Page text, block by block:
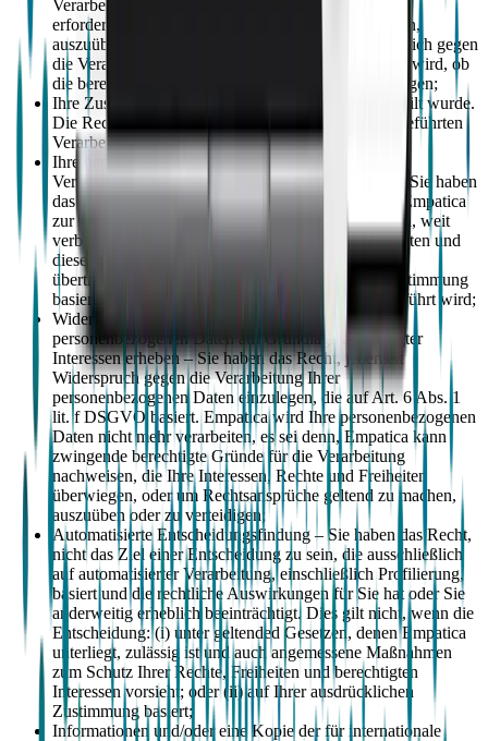
Verarbeitungszwecke benötigt, sie sind aber für Sie
erforderlich, um Rechtsansprüche geltend zu machen,
auszuüben oder zu verteidigen; oder (iv) Sie haben sich gegen
die Verarbeitung ausgesprochen, während überprüft wird, ob
die berechtigten Gründe von Empatica Ihre überwiegen;
Ihre Zustimmung widerrufen, wenn diese zuvor erteilt wurde.
Die Rechtmäßigkeit jeder vor dem Widerruf durchgeführten
Verarbeitung bleibt jedoch unberührt;
Ihre personenbezogenen Daten auf einen anderen
Verantwortlichen übertragen („Datenportabilität") – Sie haben
das Recht, Ihre personenbezogenen Daten, die Sie Empatica
zur Verfügung gestellt haben, in einem strukturierten, weit
verbreiteten und maschinenlesbaren Format zu erhalten und
diese Daten auf einen anderen Verantwortlichen zu
übertragen, wenn die Verarbeitung: (i) auf Ihrer Zustimmung
basiert; und (ii) mit automatisierten Mitteln durchgeführt wird;
Widerspruch gegen die Verarbeitung Ihrer
personenbezogenen Daten auf Grundlage berechtigter
Interessen erheben – Sie haben das Recht, jederzeit
Widerspruch gegen die Verarbeitung Ihrer
personenbezogenen Daten einzulegen, die auf Art. 6 Abs. 1
lit. f DSGVO basiert. Empatica wird Ihre personenbezogenen
Daten nicht mehr verarbeiten, es sei denn, Empatica kann
zwingende berechtigte Gründe für die Verarbeitung
nachweisen, die Ihre Interessen, Rechte und Freiheiten
überwiegen, oder um Rechtsansprüche geltend zu machen,
auszuüben oder zu verteidigen;
Automatisierte Entscheidungsfindung – Sie haben das Recht,
nicht das Ziel einer Entscheidung zu sein, die ausschließlich
auf automatisierter Verarbeitung, einschließlich Profilierung,
basiert und die rechtliche Auswirkungen für Sie hat oder Sie
anderweitig erheblich beeinträchtigt. Dies gilt nicht, wenn die
Entscheidung: (i) unter geltended Gesetzen, denen Empatica
unterliegt, zulässig ist und auch angemessene Maßnahmen
zum Schutz Ihrer Rechte, Freiheiten und berechtigten
Interessen vorsieht; oder (ii) auf Ihrer ausdrücklichen
Zustimmung basiert;
Informationen und/oder eine Kopie der für internationale